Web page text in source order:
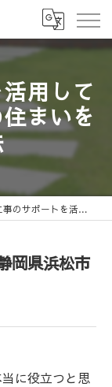
用して
まいを
活用して静岡県浜松市で理想の住まいを実現する方法
岡県浜松市
に役立つと思